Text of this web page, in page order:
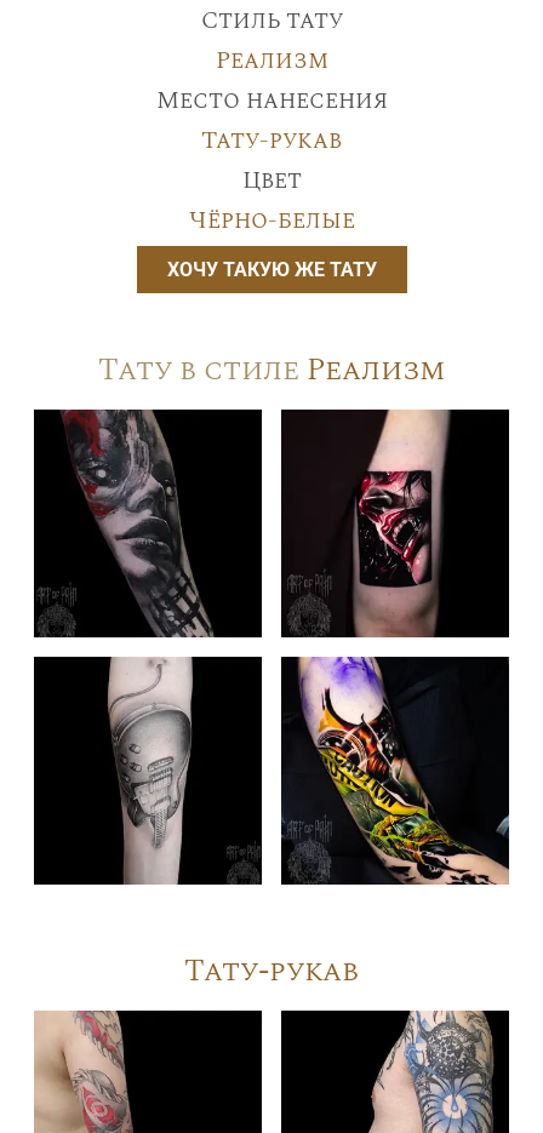
Стиль тату
Реализм
Место нанесения
Тату-рукав
Цвет
Чёрно-белые
ХОЧУ ТАКУЮ ЖЕ ТАТУ
Тату в стиле Реализм
Тату-рукав